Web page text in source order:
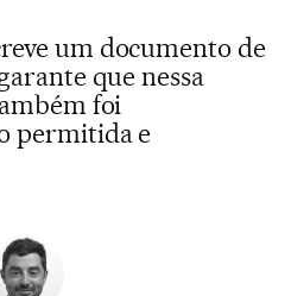
um documento de
que nessa
foi
permitida e